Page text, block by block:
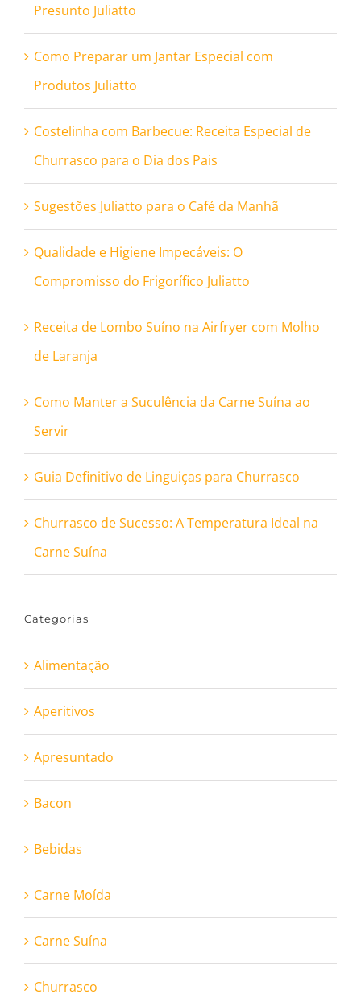
Presunto Juliatto
Como Preparar um Jantar Especial com
Produtos Juliatto
Costelinha com Barbecue: Receita Especial de
Churrasco para o Dia dos Pais
Sugestões Juliatto para o Café da Manhã
Qualidade e Higiene Impecáveis: O
Compromisso do Frigorífico Juliatto
Receita de Lombo Suíno na Airfryer com Molho
de Laranja
Como Manter a Suculência da Carne Suína ao
Servir
Guia Definitivo de Linguiças para Churrasco
Churrasco de Sucesso: A Temperatura Ideal na
Carne Suína
Categorias
Alimentação
Aperitivos
Apresuntado
Bacon
Bebidas
Carne Moída
Carne Suína
Churrasco